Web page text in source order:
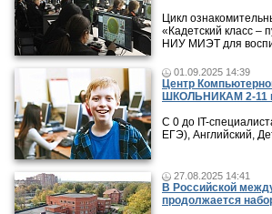
Цикл
«Кадетский класс –
НИУ МИЭТ для
01.09.2025 14:39
Центр
ШКОЛЬНИКАМ 2-11
С 0 до IT-
ЕГЭ), Английский,
27.08.2025 14:41
В Российской
продолжается